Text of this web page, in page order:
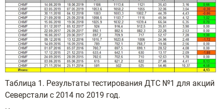
Таблица 1. Результаты тестирования ДТС №1 для акций
Северстали с 2014 по 2019 год.